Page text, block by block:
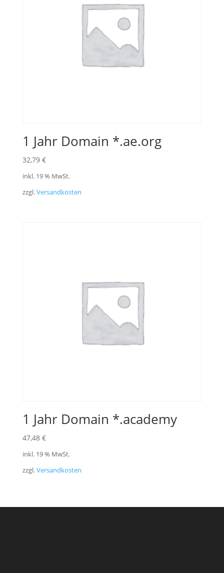
1 Jahr Domain *.ae.org
32,79 €
inkl. 19 % MwSt.
zzgl.Versandkosten
1 Jahr Domain *.academy
47,48 €
inkl. 19 % MwSt.
zzgl.Versandkosten